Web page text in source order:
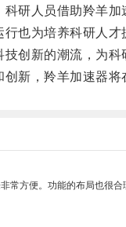
人员借助羚羊加
为培养科研人才
新的潮流，为科
，羚羊加速器将
常方便。功能的布局也很合